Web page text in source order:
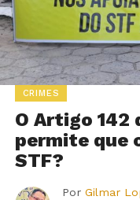
CRIMES
O Artigo 142
permite que
STF?
Por Gilmar